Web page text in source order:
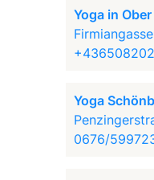
Yoga in
Firmiangasse
Yoga
0676/